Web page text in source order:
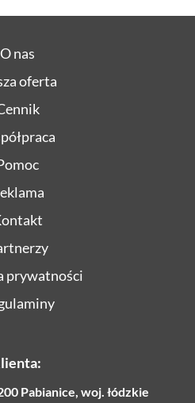
O nas
oferta
prywatności
Pabianice, woj. łódzkie